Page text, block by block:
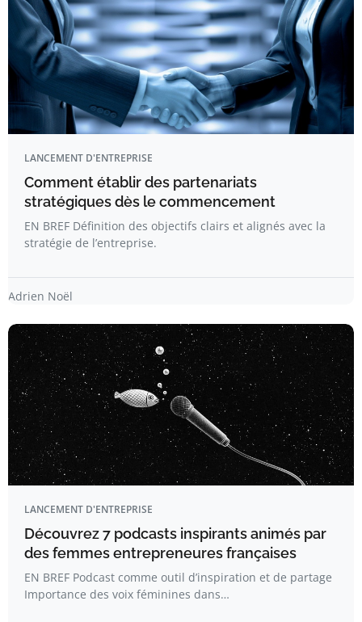
LANCEMENT D'ENTREPRISE
Comment établir des partenariats
stratégiques dès le commencement
EN BREF Définition des objectifs clairs et alignés avec la
stratégie de l’entreprise.
Adrien Noël
LANCEMENT D'ENTREPRISE
Découvrez 7 podcasts inspirants animés par
des femmes entrepreneures françaises
EN BREF Podcast comme outil d’inspiration et de partage
Importance des voix féminines dans…